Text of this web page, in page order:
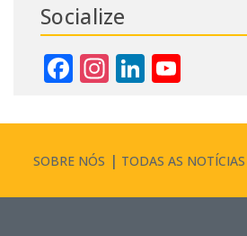
Socialize
Facebook
Instagram
LinkedIn
SOBRE NÓS TODAS AS NOTÍCIAS